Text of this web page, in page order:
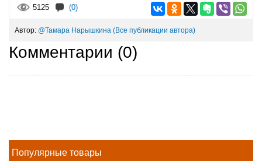
5125 (0)
Автор: @Тамара Нарышкина (Все публикации автора)
Комментарии (0)
Популярные товары